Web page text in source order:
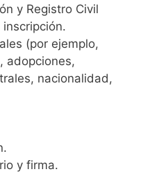
y Registro Civil
(por ejemplo,
adopciones,
nacionalidad,
y firma.